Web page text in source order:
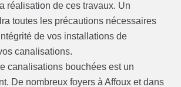
réalisation de ces travaux. Un
toutes les précautions nécessaires
de vos installations de
canalisations.
canalisations bouchées est un
De nombreux foyers à Affoux et dans